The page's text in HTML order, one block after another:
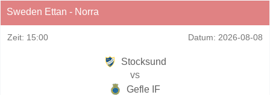
Sweden Ettan - Norra
Zeit: 15:00 Datum: 2026-08-08
Stocksund
vs
Gefle IF